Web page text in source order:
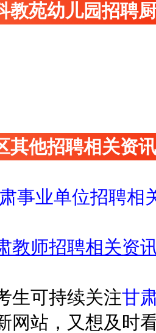
教苑幼儿园招聘
其他招聘相关资
事业单位招聘相
教师招聘相关资
生可持续关注甘
网站，又想及时